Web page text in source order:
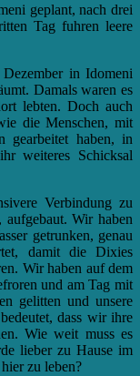
geplant, nach drei
Tag fuhren leere
in Idomeni
Damals waren es
lebten. Doch auch
die Menschen, mit
gearbeitet haben, in
weiteres Schicksal
Verbindung zu
Wir haben
getrunken, genau
damit die Dixies
Wir haben auf dem
und am Tag mit
gelitten und unsere
dass wir ihre
Wie weit muss es
lieber zu Hause im
zu leben?